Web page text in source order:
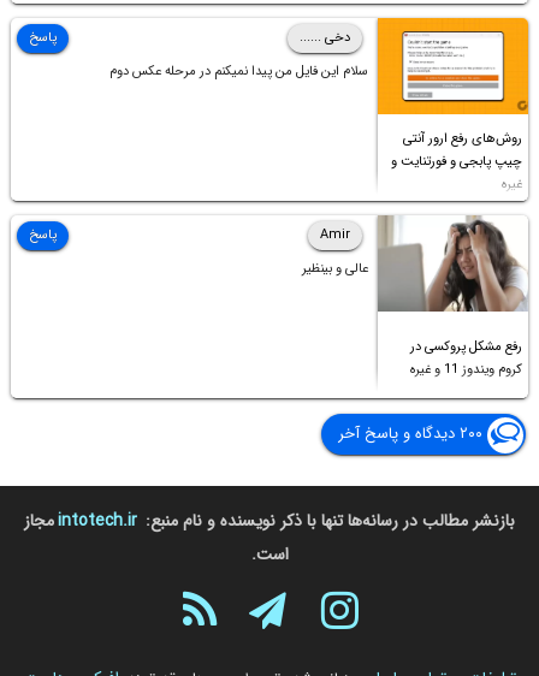
روش‌های رفع ارور آنتی
چیپ پابجی و فورتنایت و
غیره
دخی ......
سلام این فایل من پیدا نمیکنم در مرحله عکس دوم
پاسخ
رفع مشکل پروکسی در
کروم ویندوز 11 و غیره
Amir
عالی و بینظیر
پاسخ
۲۰۰ دیدگاه و پاسخ آخر
بازنشر مطالب در رسانه‌ها تنها با ذکر نویسنده و نام منبع: intotech.irمجاز
است.